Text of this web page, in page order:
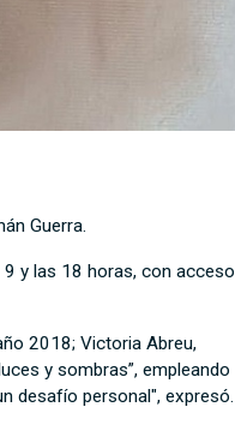
Guerra.
y las 18 horas, con acceso
2018; Victoria Abreu,
y sombras”, empleando
desafío personal", expresó.